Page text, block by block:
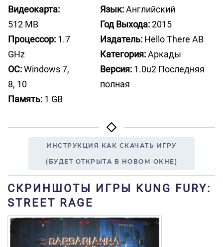
Видеокарта:
512 MB
Процессор: 1.7
GHz
ОС:Windows 7,
8, 10
Память: 1 GB
Язык:Английский
Год Выхода:2015
Издатель: Hello There AB
Категория:Аркады
Версия: 1.0u2 Последняя
полная
ИНСТРУКЦИЯ КАК СКАЧАТЬ ИГРУ
(БУДЕТ ОТКРЫТА В НОВОМ ОКНЕ)
СКРИНШОТЫ ИГРЫ KUNG FURY:
STREET RAGE